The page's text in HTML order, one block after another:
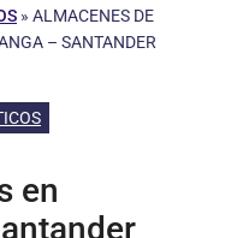
» ALMACENES DE
– SANTANDER
en